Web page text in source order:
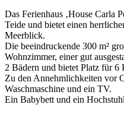
Das Ferienhaus ‚House Carla
Teide und bietet einen
Meerblick.
Die beeindruckende 300 m²
Wohnzimmer, einer gut
2 Bädern und bietet Platz für 6
Zu den Annehmlichkeiten vor
Waschmaschine und ein TV.
Ein Babybett und ein